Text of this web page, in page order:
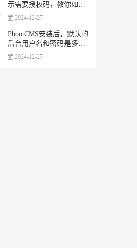
示需要授权码，教你如何
免费获取
2024-12-27
PbootCMS安装后，默认的
后台用户名和密码是多
少，怎么登陆？
2024-12-27